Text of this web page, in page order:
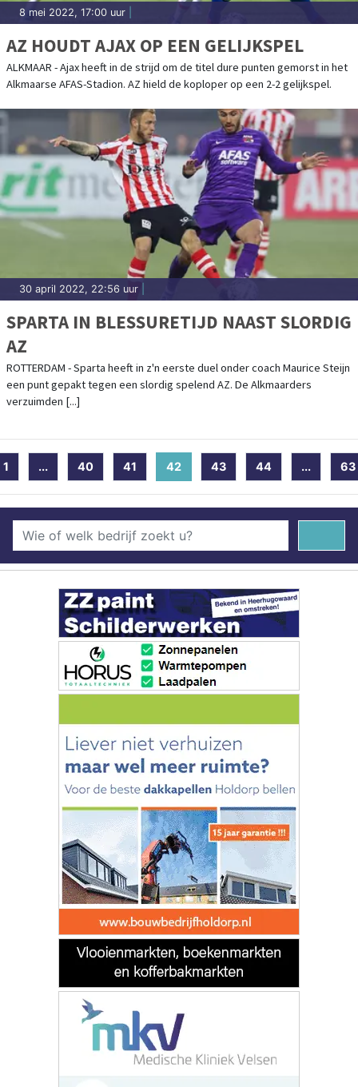
8 mei 2022, 17:00 uur
AZ HOUDT AJAX OP EEN GELIJKSPEL
ALKMAAR - Ajax heeft in de strijd om de titel dure punten gemorst in het
Alkmaarse AFAS-Stadion. AZ hield de koploper op een 2-2 gelijkspel.
30 april 2022, 22:56 uur
SPARTA IN BLESSURETIJD NAAST SLORDIG
AZ
ROTTERDAM - Sparta heeft in z'n eerste duel onder coach Maurice Steijn
een punt gepakt tegen een slordig spelend AZ. De Alkmaarders
verzuimden [...]
1 ... 40 41 42(current)
43 44 ... 63